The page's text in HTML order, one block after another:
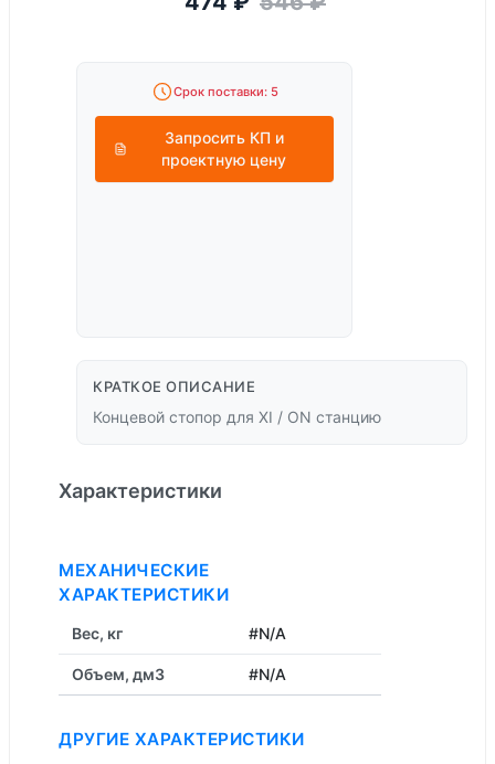
Срок поставки: 5
Запросить КП и
проектную цену
КРАТКОЕ ОПИСАНИЕ
Концевой стопор для XI / ON станцию
Характеристики
МЕХАНИЧЕСКИЕ
ХАРАКТЕРИСТИКИ
Вес, кг #N/A
Объем, дм3 #N/A
ДРУГИЕ ХАРАКТЕРИСТИКИ